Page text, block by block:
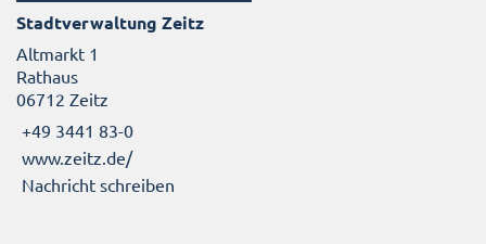
Stadtverwaltung Zeitz
Altmarkt 1
Rathaus
06712 Zeitz
+49 3441 83-0
www.zeitz.de/
Nachricht schreiben